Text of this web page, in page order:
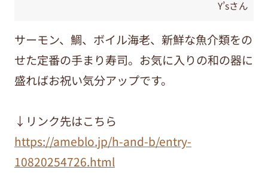
Y’sさん
サーモン、鯛、ボイル海老、新鮮な魚介類をの
せた定番の手まり寿司。お気に入りの和の器に
盛ればお祝い気分アップです。
↓リンク先はこちら
https://ameblo.jp/h-and-b/entry-
10820254726.html